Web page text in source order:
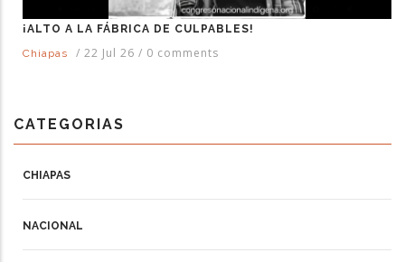
¡ALTO A LA FÁBRICA DE CULPABLES!
Chiapas
/ 22 Jul 26 / 0 comments
CATEGORIAS
CHIAPAS
NACIONAL